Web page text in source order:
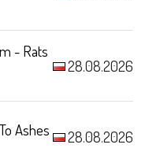
- Rats
28.08.2026
Ashes 28.08.2026